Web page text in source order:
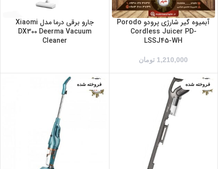
آبمیوه گیر شارژی پرودو Porodo
Cordless Juicer PD-
LSSJ45-WH
1,210,000 تومان
جارو برقی درما مدل Xiaomi
DX300 Deerma Vacuum
Cleaner
فروخته شده فروخته شده